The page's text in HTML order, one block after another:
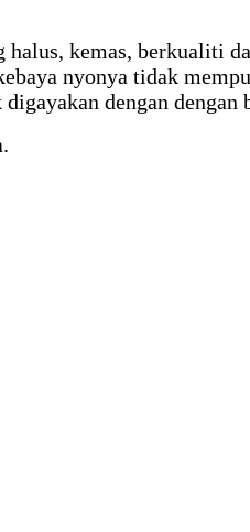
kemas, berkualiti
nyonya tidak
dengan dengan